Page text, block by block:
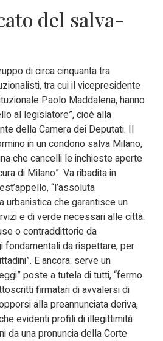
del salva-
di circa cinquanta tra
tra cui il vicepresidente
Paolo Maddalena, hanno
al legislatore”, cioè alla
della Camera dei Deputati. Il
in un condono salva Milano,
che cancelli le inchieste aperte
di Milano”. Va ribadita in
“l’assoluta
urbanistica che garantisce un
e di verde necessari alle città.
o contraddittorie da
fondamentali da rispettare, per
E ancora: serve un
poste a tutela di tutti, “fermo
firmatari di avvalersi di
alla preannunciata deriva,
evidenti profili di illegittimità
da una pronuncia della Corte